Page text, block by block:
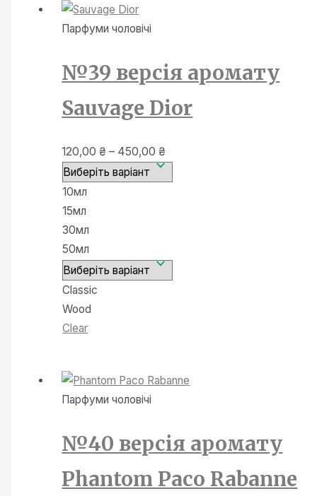
Парфуми чоловiчi
№39 версія аромату
Sauvage Dior
120,00₴ – 450,00₴
10мл
15мл
30мл
50мл
Classic
Wood
Clear
Парфуми чоловiчi
№40 версія аромату
Phantom Paco Rabanne